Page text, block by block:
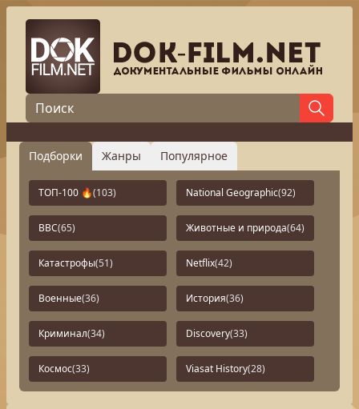
Подборки Жанры Популярное
ТОП-100 🔥(103) National Geographic(92)
BBC(65) Животные и природа(64)
Катастрофы(51) Netflix(42)
Военные(36) История(36)
Криминал(34) Discovery(33)
Космос(33) Viasat History(28)